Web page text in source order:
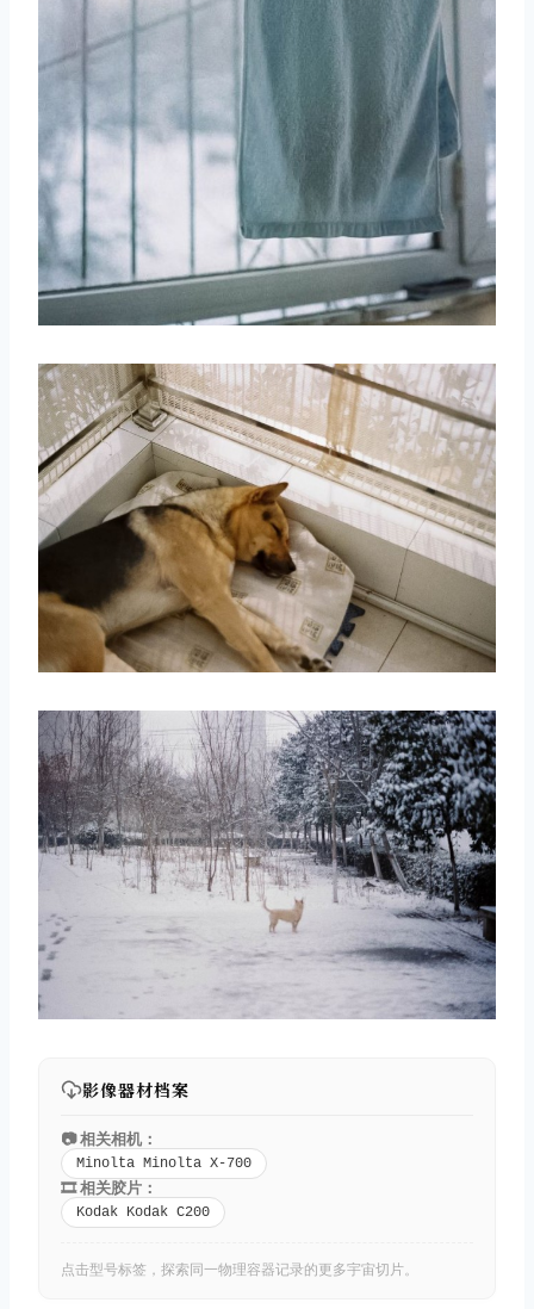
影像器材档案
📷 相关相机：
Minolta Minolta X-700
🎞️ 相关胶片：
Kodak Kodak C200
点击型号标签，探索同一物理容器记录的更多宇宙切片。
取消 搜索